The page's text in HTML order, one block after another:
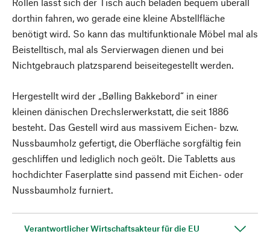
dorthin fahren, wo gerade eine kleine Abstellfläche
benötigt wird. So kann das multifunktionale Möbel mal als
Beistelltisch, mal als Servierwagen dienen und bei
Nichtgebrauch platzsparend beiseitegestellt werden.
Hergestellt wird der „Bølling Bakkebord“ in einer
kleinen dänischen Drechslerwerkstatt, die seit 1886
besteht. Das Gestell wird aus massivem Eichen- bzw.
Nussbaumholz gefertigt, die Oberfläche sorgfältig fein
geschliffen und lediglich noch geölt. Die Tabletts aus
hochdichter Faserplatte sind passend mit Eichen- oder
Nussbaumholz furniert.
Verantwortlicher Wirtschaftsakteur für die EU